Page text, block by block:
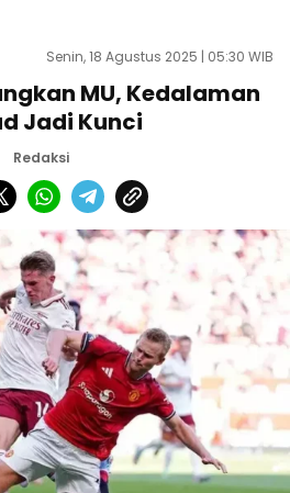
Senin, 18 Agustus 2025 | 05:30 WIB
MU, Kedalaman
Jadi Kunci
Redaksi